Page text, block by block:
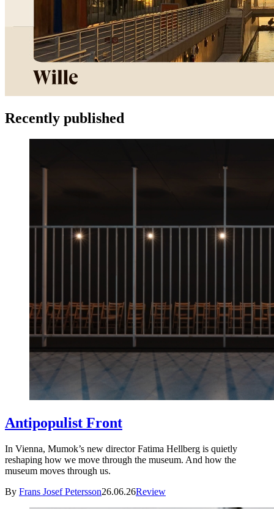
Recently published
Antipopulist Front
In Vienna, Mumok’s new director Fatima Hellberg is quietly
reshaping how we move through the museum. And how the
museum moves through us.
By Frans Josef Petersson26.06.26Review